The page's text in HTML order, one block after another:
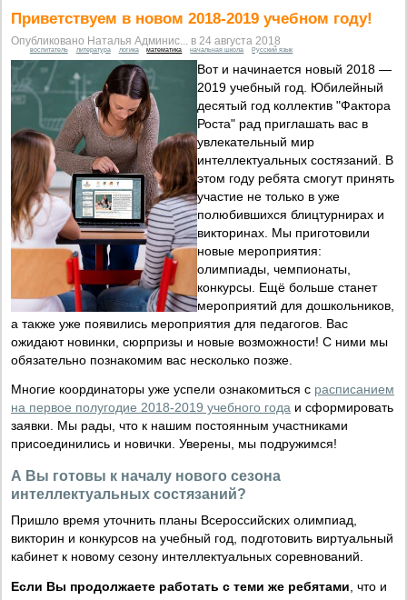
Приветствуем в новом 2018-2019 учебном году!
Опубликовано Наталья Админис... в 24 августа 2018
воспитатель литература логика математика начальная школа Русский язык
Вот и начинается новый 2018 —
2019 учебный год. Юбилейный
десятый год коллектив "Фактора
Роста" рад приглашать вас в
увлекательный мир
интеллектуальных состязаний. В
этом году ребята смогут принять
участие не только в уже
полюбившихся блицтурнирах и
викторинах. Мы приготовили
новые мероприятия:
олимпиады, чемпионаты,
конкурсы. Ещё больше станет
мероприятий для дошкольников,
а также уже появились мероприятия для педагогов. Вас
ожидают новинки, сюрпризы и новые возможности! С ними мы
обязательно познакомим вас несколько позже.
Многие координаторы уже успели ознакомиться с расписанием
на первое полугодие 2018-2019 учебного года и сформировать
заявки. Мы рады, что к нашим постоянным участниками
присоединились и новички. Уверены, мы подружимся!
А Вы готовы к началу нового сезона
интеллектуальных состязаний?
Пришло время уточнить планы Всероссийских олимпиад,
викторин и конкурсов на учебный год, подготовить виртуальный
кабинет к новому сезону интеллектуальных соревнований.
Если Вы продолжаете работать с теми же ребятами , что и